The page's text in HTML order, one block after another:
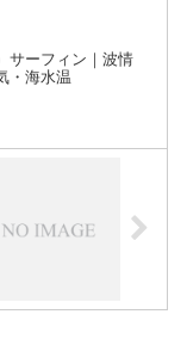
サーフィン｜波情
・海水温